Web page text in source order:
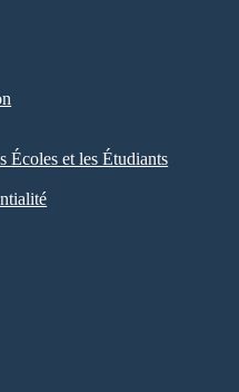
Écoles et les Étudiants